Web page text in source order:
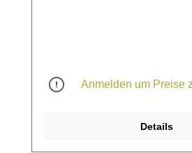
Anmelden um Preise
Details